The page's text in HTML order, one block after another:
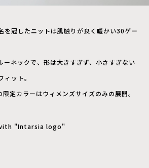
を冠したニットは肌触りが良く暖かい30ゲー
ーネックで、形は大きすぎず、小さすぎない
ット。
定カラーはウィメンズサイズのみの展開。
"Intarsia logo"